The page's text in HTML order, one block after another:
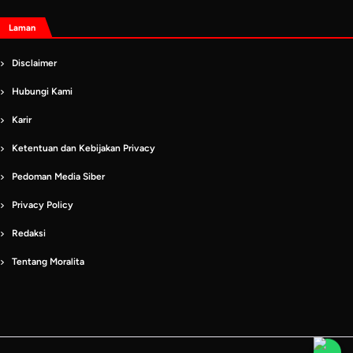
Laman
Disclaimer
Hubungi Kami
Karir
Ketentuan dan Kebijakan Privacy
Pedoman Media Siber
Privacy Policy
Redaksi
Tentang Moralita